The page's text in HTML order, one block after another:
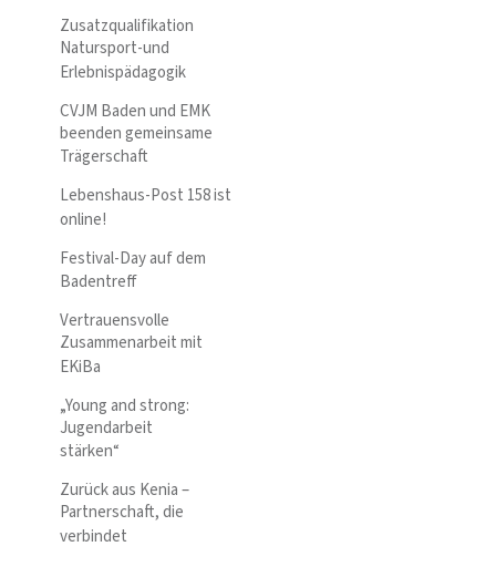
Zusatzqualifikation
Natursport-und
Erlebnispädagogik
CVJM Baden und EMK
beenden gemeinsame
Trägerschaft
Lebenshaus-Post 158 ist
online!
Festival-Day auf dem
Badentreff
Vertrauensvolle
Zusammenarbeit mit
EKiBa
„Young and strong:
Jugendarbeit
stärken“
Zurück aus Kenia –
Partnerschaft, die
verbindet